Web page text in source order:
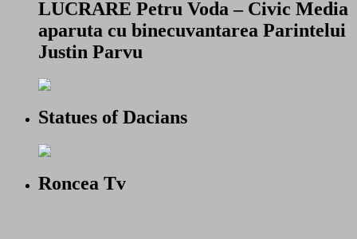
LUCRARE Petru Voda – Civic Media
aparuta cu binecuvantarea Parintelui
Justin Parvu
Statues of Dacians
Roncea Tv